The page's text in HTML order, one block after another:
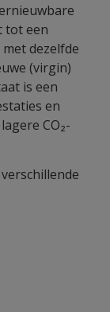
tot een
dezelfde
(virgin)
is een
en
CO₂-